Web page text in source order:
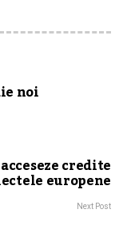
noi
credite
europene
Next Post